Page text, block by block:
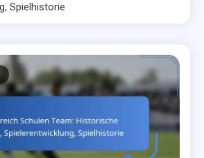
Spielhistorie